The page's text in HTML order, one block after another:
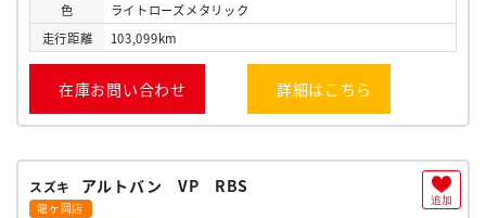
色
ライトローズメタリック
走行距離 103,099km
在庫お問い合わせ 詳細はこちら
スズキ アルトバン VP RBS
龍ヶ岡店
追加